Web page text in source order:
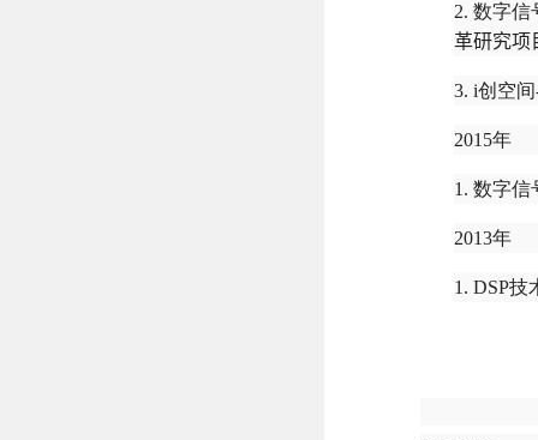
2. 数字
革研究项
3. i创空间
2015年
1. 数字
2013年
1. DSP